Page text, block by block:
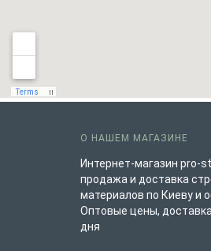
О НАШЕМ МАГАЗИНЕ
Интернет-магазин pro-
продажа и доставка
материалов по Киеву и
Оптовые цены,
дня